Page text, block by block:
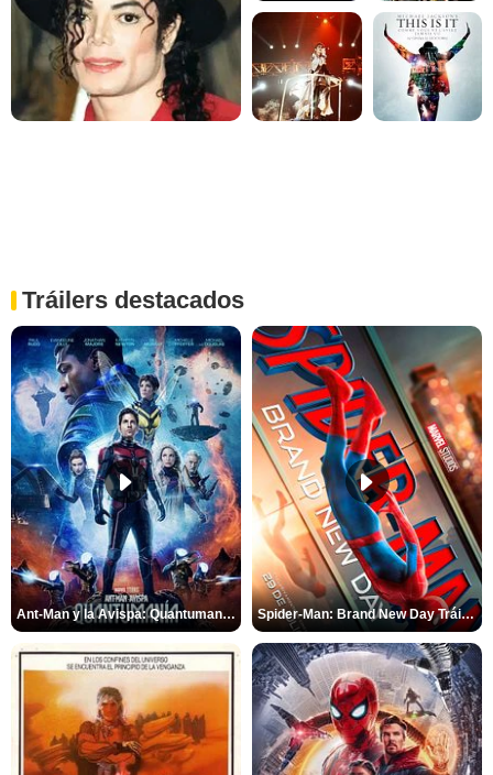
Tráilers destacados
Ant-Man y la Avispa: Quantumanía Tráiler (2) Spider-Man: Brand New Day Tráiler (3)